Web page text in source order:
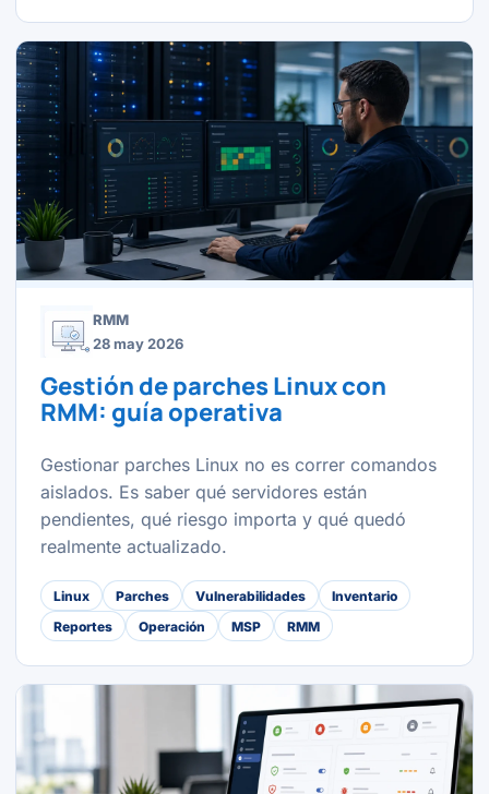
RMM
28 may 2026
Gestión de parches Linux con
RMM: guía operativa
Gestionar parches Linux no es correr comandos
aislados. Es saber qué servidores están
pendientes, qué riesgo importa y qué quedó
realmente actualizado.
Linux Parches Vulnerabilidades
Inventario
Reportes
Operación MSP RMM